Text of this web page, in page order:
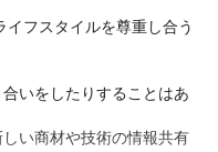
のお休みを利用して運動
取得したりしています。
フスタイルを尊重し合う
いをしたりすることはあ
い商材や技術の情報共有